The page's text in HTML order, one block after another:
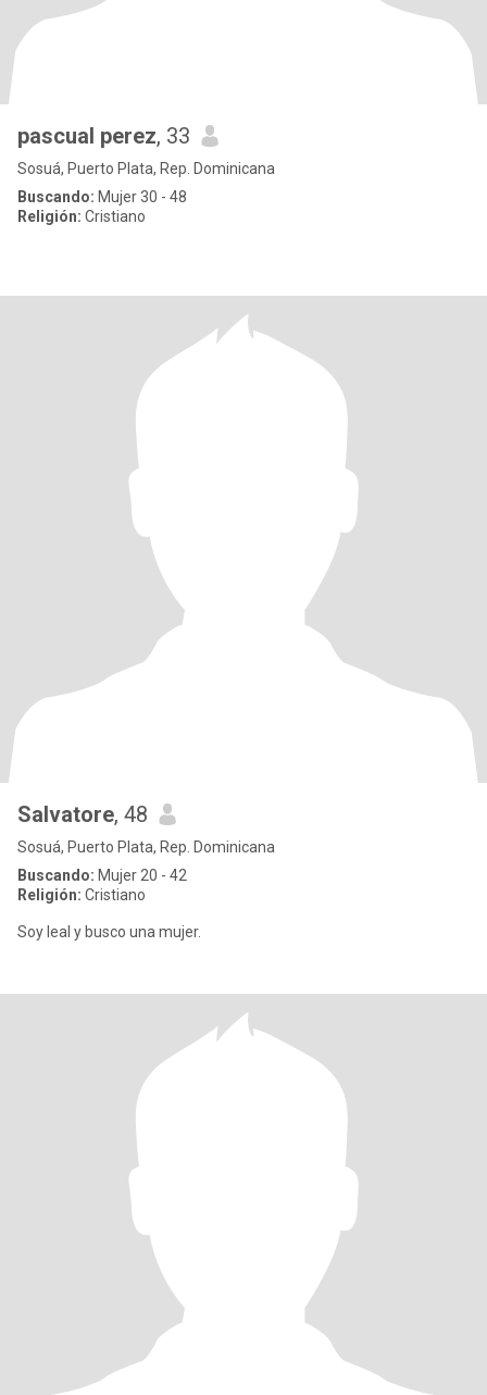
pascual perez, 33
Sosuá, Puerto Plata, Rep. Dominicana
Buscando: Mujer 30 - 48
Religión: Cristiano
Salvatore, 48
Sosuá, Puerto Plata, Rep. Dominicana
Buscando: Mujer 20 - 42
Religión: Cristiano
Soy leal y busco una mujer.